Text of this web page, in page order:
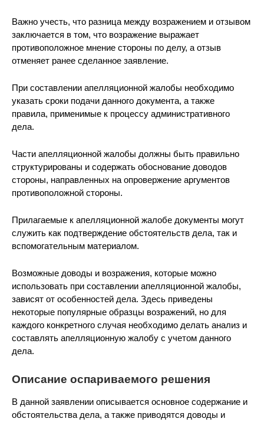
Важно учесть, что разница между возражением и отзывом
заключается в том, что возражение выражает
противоположное мнение стороны по делу, а отзыв
отменяет ранее сделанное заявление.
При составлении апелляционной жалобы необходимо
указать сроки подачи данного документа, а также
правила, применимые к процессу административного
дела.
Части апелляционной жалобы должны быть правильно
структурированы и содержать обоснование доводов
стороны, направленных на опровержение аргументов
противоположной стороны.
Прилагаемые к апелляционной жалобе документы могут
служить как подтверждение обстоятельств дела, так и
вспомогательным материалом.
Возможные доводы и возражения, которые можно
использовать при составлении апелляционной жалобы,
зависят от особенностей дела. Здесь приведены
некоторые популярные образцы возражений, но для
каждого конкретного случая необходимо делать анализ и
составлять апелляционную жалобу с учетом данного
дела.
Описание оспариваемого решения
В данной заявлении описывается основное содержание и
обстоятельства дела, а также приводятся доводы и